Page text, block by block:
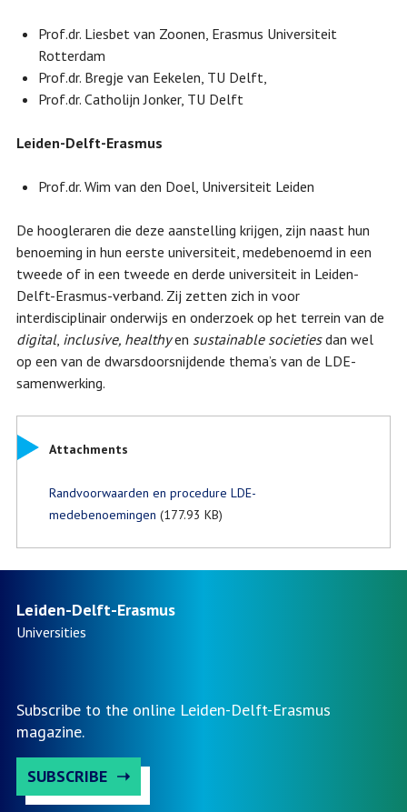
Prof.dr. Liesbet van Zoonen, Erasmus Universiteit
Rotterdam
Prof.dr. Bregje van Eekelen, TU Delft,
Prof.dr. Catholijn Jonker, TU Delft
Leiden-Delft-Erasmus
Prof.dr. Wim van den Doel, Universiteit Leiden
De hoogleraren die deze aanstelling krijgen, zijn naast hun
benoeming in hun eerste universiteit, medebenoemd in een
tweede of in een tweede en derde universiteit in Leiden-
Delft-Erasmus-verband. Zij zetten zich in voor
interdisciplinair onderwijs en onderzoek op het terrein van de
digital, inclusive, healthyen sustainable societiesdan wel
op een van de dwarsdoorsnijdende thema’s van de LDE-
samenwerking.
Attachments
Randvoorwaarden en procedure LDE-
medebenoemingen (177.93 KB)
Leiden-Delft-Erasmus
Universities
Subscribe to the online Leiden-Delft-Erasmus
magazine.
SUBSCRIBE